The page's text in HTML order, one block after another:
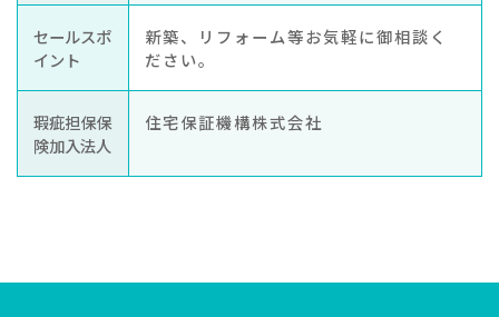
セールスポ
イント
新築、リフォーム等お気軽に御相談く
ださい。
瑕疵担保保
険加入法人
住宅保証機構株式会社